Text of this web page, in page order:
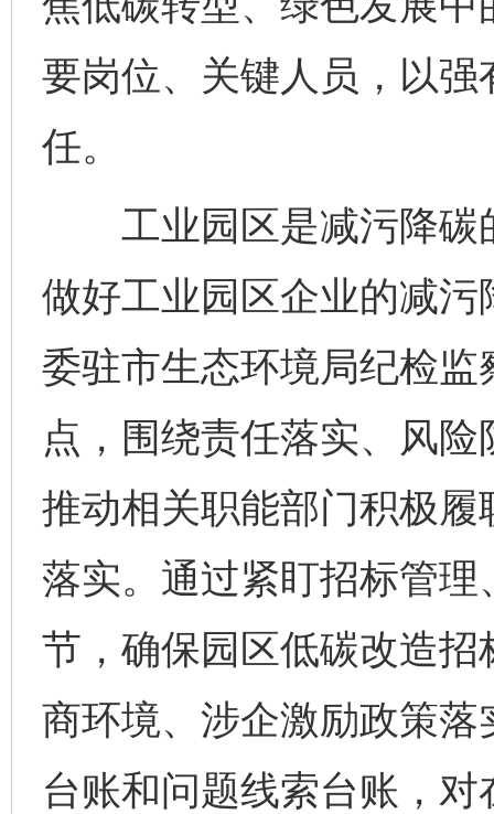
要岗位、关键人员，以
任。
工业园区是减污降碳
做好工业园区企业的减
委驻市生态环境局纪检
点，围绕责任落实、风
推动相关职能部门积极
落实。通过紧盯招标管
节，确保园区低碳改造
商环境、涉企激励政策
台账和问题线索台账，